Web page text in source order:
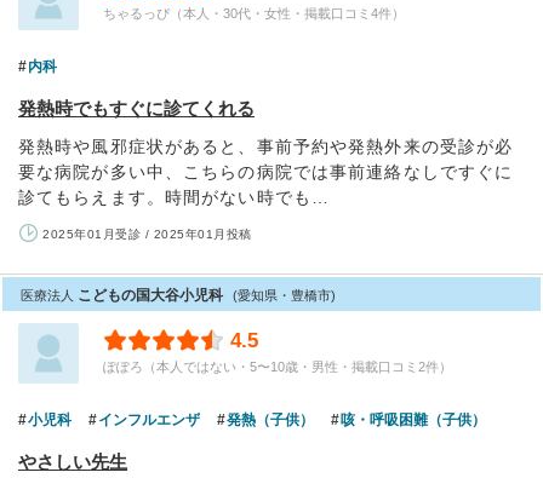
ちゃるっぴ（本人・30代・女性・掲載口コミ4件）
内科
発熱時でもすぐに診てくれる
発熱時や風邪症状があると、事前予約や発熱外来の受診が必
要な病院が多い中、こちらの病院では事前連絡なしですぐに
診てもらえます。時間がない時でも…
2025年01月受診 / 2025年01月投稿
医療法人 こどもの国大谷小児科 (愛知県・豊橋市)
4.5
ぽぽろ（本人ではない・5〜10歳・男性・掲載口コミ2件）
小児科 インフルエンザ 発熱（子供） 咳・呼吸困難（子供）
やさしい先生